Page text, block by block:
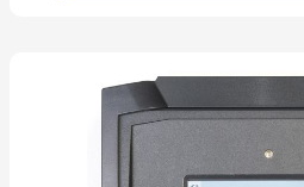
os níveis de poeira
excedidos. Melhora a
segurança, reduzindo
problemas ambientais e